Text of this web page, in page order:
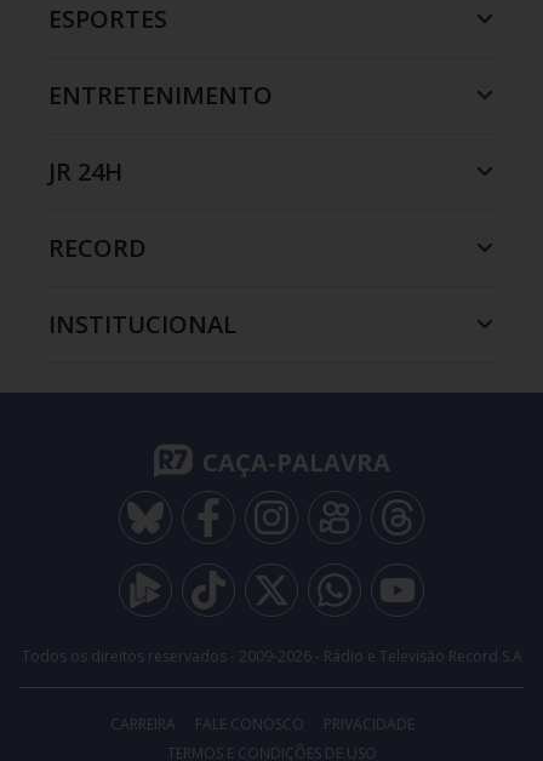
ESPORTES
ENTRETENIMENTO
JR 24H
RECORD
INSTITUCIONAL
CAÇA-PALAVRA
Todos os direitos reservados - 2009-2026- Rádio e Televisão Record S.A
CARREIRA FALE CONOSCO
PRIVACIDADE
TERMOS E CONDIÇÕES DE USO